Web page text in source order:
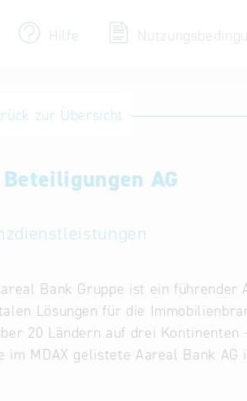
Hilfe
/ löschen
Ihren bestehenden Eintrag
Datenbanken
zur Übersicht
AG
Bank Gruppe ist ein führender
Lösungen für die
20 Ländern auf drei
im MDAX gelistete Aareal Bank